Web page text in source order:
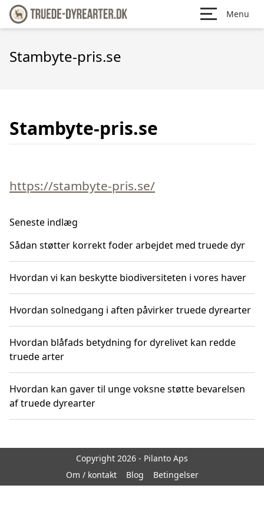
Menu
Stambyte-pris.se
Stambyte-pris.se
https://stambyte-pris.se/
Seneste indlæg
Sådan støtter korrekt foder arbejdet med truede dyr
Hvordan vi kan beskytte biodiversiteten i vores haver
Hvordan solnedgang i aften påvirker truede dyrearter
Hvordan blåfads betydning for dyrelivet kan redde
truede arter
Hvordan kan gaver til unge voksne støtte bevarelsen
af truede dyrearter
Copyright 2026 - Pilanto Aps
Om / kontakt
Blog Betingelser